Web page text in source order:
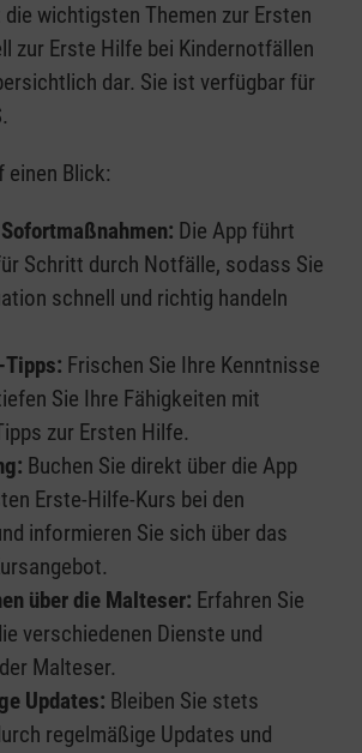
wichtigsten Themen zur Ersten
zur Erste Hilfe bei Kindernotfällen
dar. Sie ist verfügbar für
einen Blick:
Die App führt
Schritt durch Notfälle, sodass Sie
schnell und richtig handeln
Frischen Sie Ihre Kenntnisse
Sie Ihre Fähigkeiten mit
zur Ersten Hilfe.
Buchen Sie direkt über die App
Erste-Hilfe-Kurs bei den
informieren Sie sich über das
über die Malteser: Erfahren Sie
verschiedenen Dienste und
Malteser.
Updates: Bleiben Sie stets
regelmäßige Updates und